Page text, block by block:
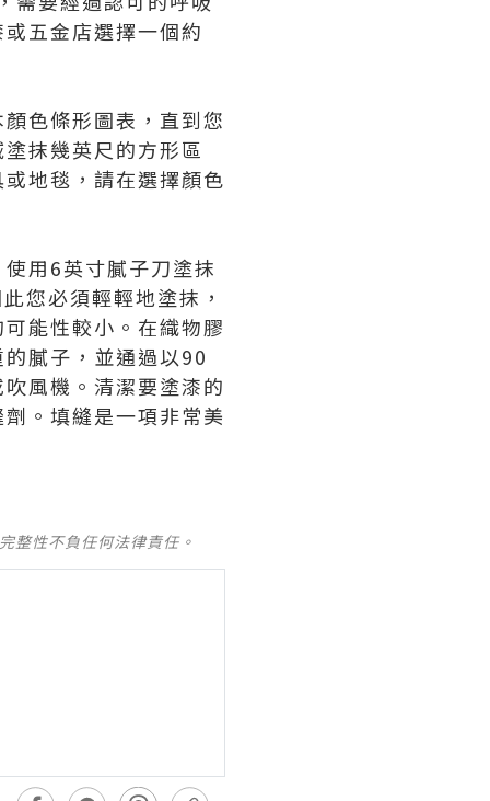
五金店選擇一個約
色條形圖表，直到您
抹幾英尺的方形區
地毯，請在選擇顏色
用6英寸膩子刀塗抹
您必須輕輕地塗抹，
能性較小。在織物膠
膩子，並通過以90
風機。清潔要塗漆的
。填縫是一項非常美
整性不負任何法律責任。